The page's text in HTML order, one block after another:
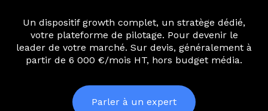
Un dispositif growth complet, un stratège dédié,
votre plateforme de pilotage. Pour devenir le
leader de votre marché. Sur devis, généralement à
partir de 6 000 €/mois HT, hors budget média.
Parler à un expert